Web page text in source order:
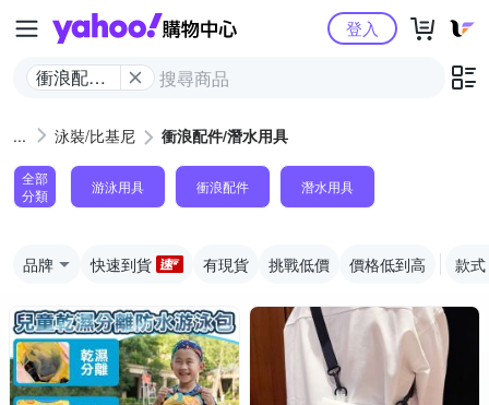
Yahoo購物中心
衝浪配件/
登入
泳裝/比基尼 衝浪配件/潛水用具
全部
分類
游泳用具 衝浪配件 潛水用具
品牌 快速到貨 有現貨 挑戰低價 價格低到高 款式